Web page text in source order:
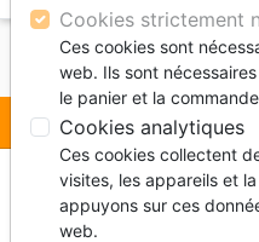
Accueil Protection des
Protection des
1. Données
1.1 Nous enregistrons
Cookies strictement
Ces cookies sont
web. Ils sont
le panier et la
Cookies analytiques
Ces cookies collectent
visites, les appareils et
appuyons sur ces
web.